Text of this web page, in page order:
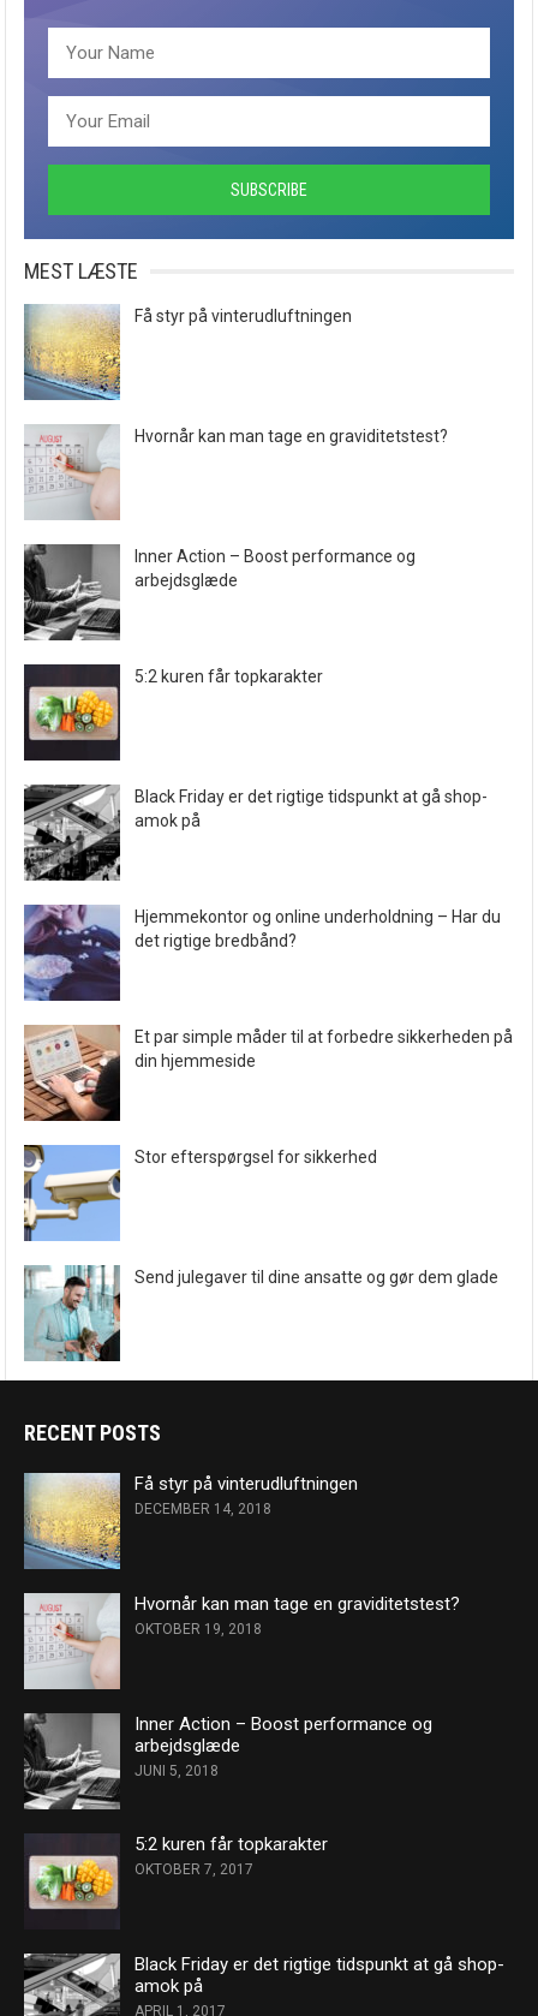
MEST LÆSTE
Få styr på vinterudluftningen
Hvornår kan man tage en graviditetstest?
Inner Action – Boost performance og
arbejdsglæde
5:2 kuren får topkarakter
Black Friday er det rigtige tidspunkt at gå shop-
amok på
Hjemmekontor og online underholdning – Har du
det rigtige bredbånd?
Et par simple måder til at forbedre sikkerheden på
din hjemmeside
Stor efterspørgsel for sikkerhed
Send julegaver til dine ansatte og gør dem glade
RECENT POSTS
Få styr på vinterudluftningen
DECEMBER 14, 2018
Hvornår kan man tage en graviditetstest?
OKTOBER 19, 2018
Inner Action – Boost performance og
arbejdsglæde
JUNI 5, 2018
5:2 kuren får topkarakter
OKTOBER 7, 2017
Black Friday er det rigtige tidspunkt at gå shop-
amok på
APRIL 1, 2017